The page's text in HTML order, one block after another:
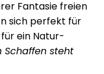
Fantasie freien
sich perfekt für
ein Natur-
Schaffen steht